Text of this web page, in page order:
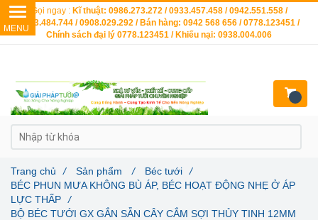
Trang chủ / Sản phẩm / Béc tưới
/
BÉC PHUN MƯA KHÔNG BÙ ÁP, BÉC HOẠT ĐỘNG NHẸ Ở ÁP
LỰC THẤP
/
BỘ BÉC TƯỚI GX GẮN SẴN CÂY CẮM SỢI THỦY TINH 12MM
Gọi ngay : Kĩ thuật: 0986.273.272 / 0933.457.458 / 0942.551.558 /
0903.484.744 / 0908.029.292 / Bán hàng: 0942 568 656 / 0778.123451 /
Chính sách đại lý 0778.123451 / Khiếu nại: 0938.004.006